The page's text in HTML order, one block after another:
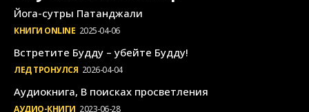
Йога-сутры Патанджали
КНИГИ ONLINE 2025-04-06
Встретите Будду – убейте Будду!
ЛЕД ТРОНУЛСЯ 2026-04-04
Аудиокнига, В поисках просветления
АУДИО-КНИГИ 2023-06-28